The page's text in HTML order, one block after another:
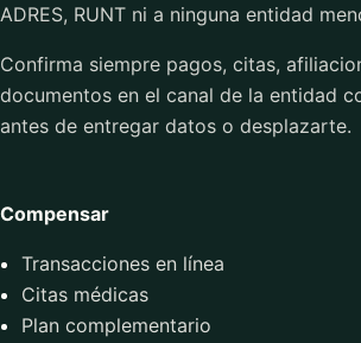
ADRES, RUNT ni a ninguna entidad
Confirma siempre pagos, citas,
documentos en el canal de la entidad
antes de entregar datos o desplazarte.
Compensar
Transacciones en línea
Citas médicas
Plan complementario